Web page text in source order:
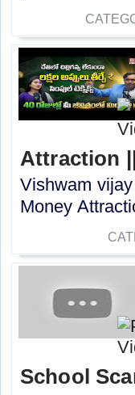
Attraction
Vishwam
Money
School